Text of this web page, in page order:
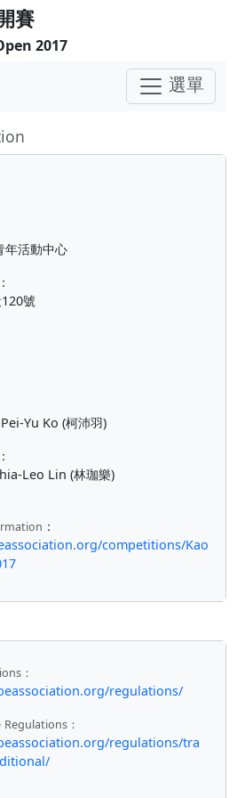
賽
2017
選單
年活動中心
：
號
Yu Ko (柯沛羽)
：
Leo Lin (林珈樂)
：
competitions/Kao
：
regulations/
Regulations：
regulations/tra